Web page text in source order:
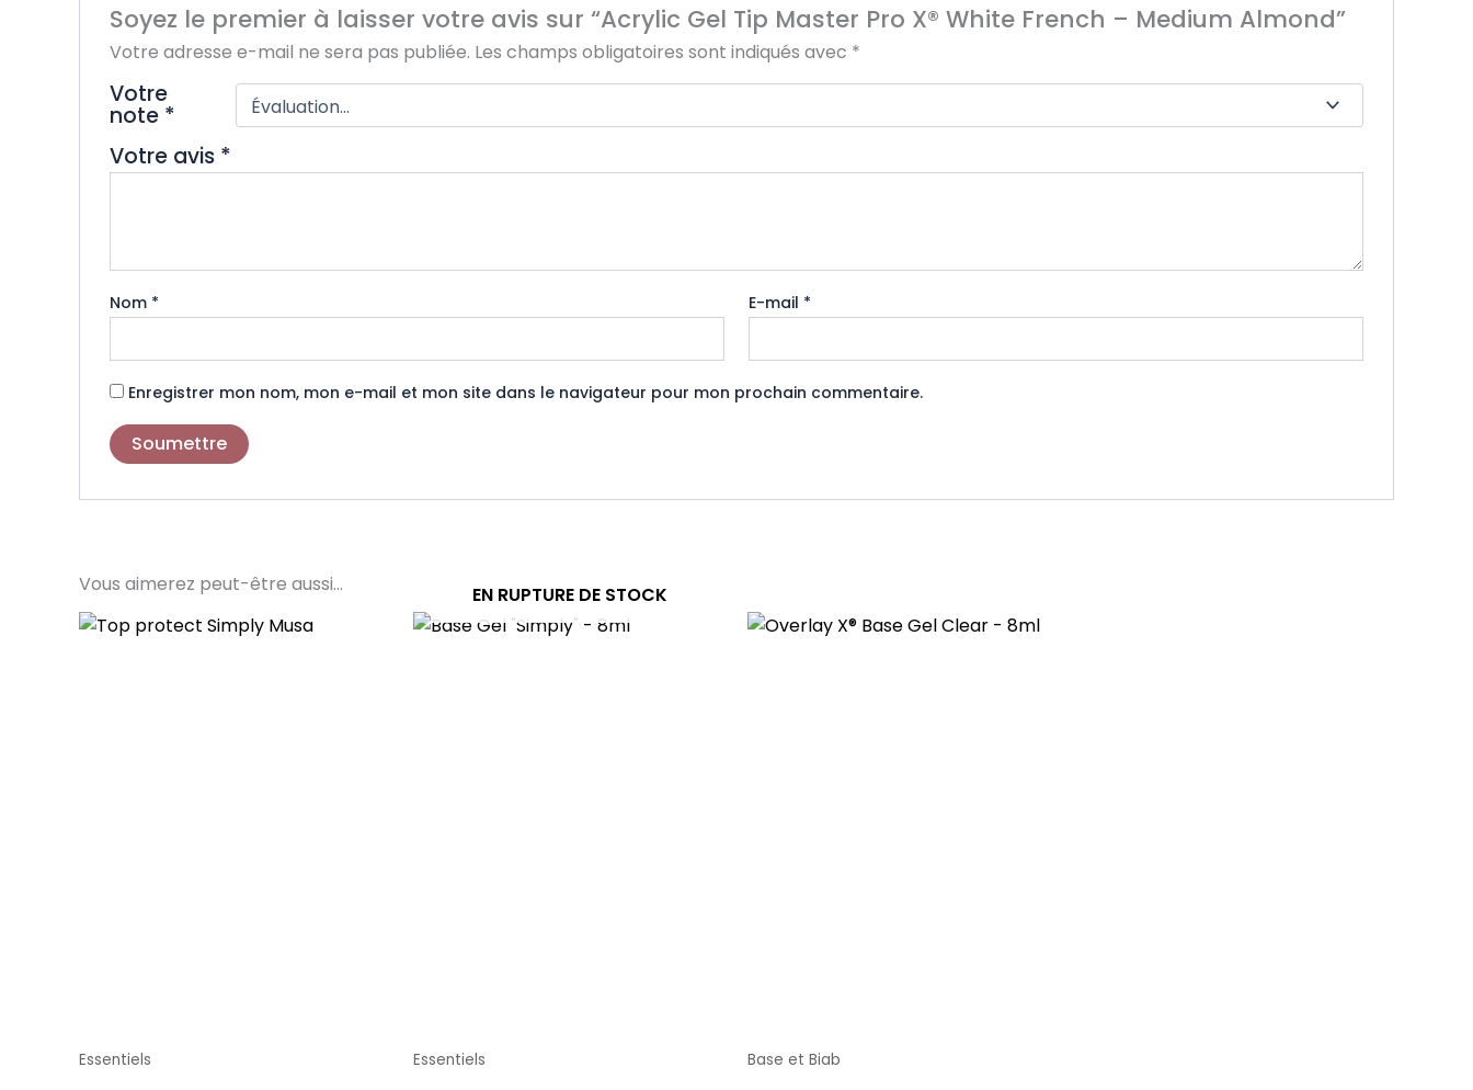
Soyez le premier à laisser votre avis sur “Acrylic Gel Tip Master Pro X® White French – Medium Almond”
Votre adresse e-mail ne sera pas publiée. Les champs obligatoires sont indiqués avec *
Votre
note *
Votre avis *
Nom * E-mail *
Enregistrer mon nom, mon e-mail et mon site dans le navigateur pour mon prochain commentaire.
Vous aimerez peut-être aussi…
Essentiels
EN RUPTURE DE STOCK
Essentiels Base et Biab